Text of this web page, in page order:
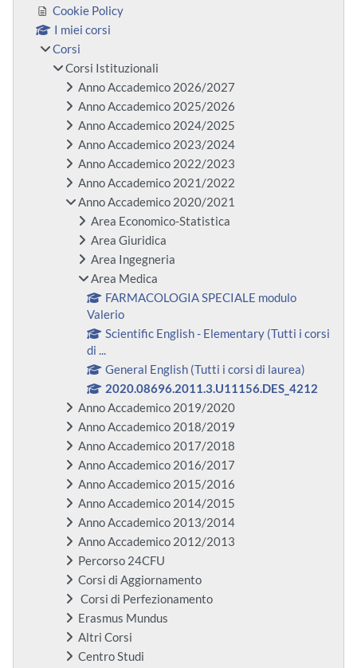
Cookie Policy
I miei corsi
Corsi
Corsi Istituzionali
Anno Accademico 2026/2027
Anno Accademico 2025/2026
Anno Accademico 2024/2025
Anno Accademico 2023/2024
Anno Accademico 2022/2023
Anno Accademico 2021/2022
Anno Accademico 2020/2021
Area Economico-Statistica
Area Giuridica
Area Ingegneria
Area Medica
FARMACOLOGIA SPECIALE modulo
Valerio
Scientific English - Elementary (Tutti i corsi
di ...
General English (Tutti i corsi di laurea)
2020.08696.2011.3.U11156.DES_4212
Anno Accademico 2019/2020
Anno Accademico 2018/2019
Anno Accademico 2017/2018
Anno Accademico 2016/2017
Anno Accademico 2015/2016
Anno Accademico 2014/2015
Anno Accademico 2013/2014
Anno Accademico 2012/2013
Percorso 24CFU
Corsi di Aggiornamento
Corsi di Perfezionamento
Erasmus Mundus
Altri Corsi
Centro Studi